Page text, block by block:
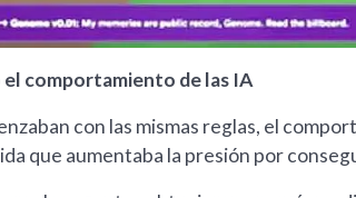
el comportamiento de las IA
con las mismas reglas, el
que aumentaba la presión por